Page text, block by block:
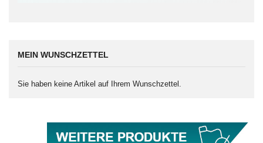
MEIN WUNSCHZETTEL
Sie haben keine Artikel auf Ihrem Wunschzettel.